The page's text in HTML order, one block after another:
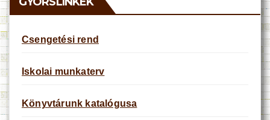
Csengetési rend
Iskolai munkaterv
Könyvtárunk katalógusa